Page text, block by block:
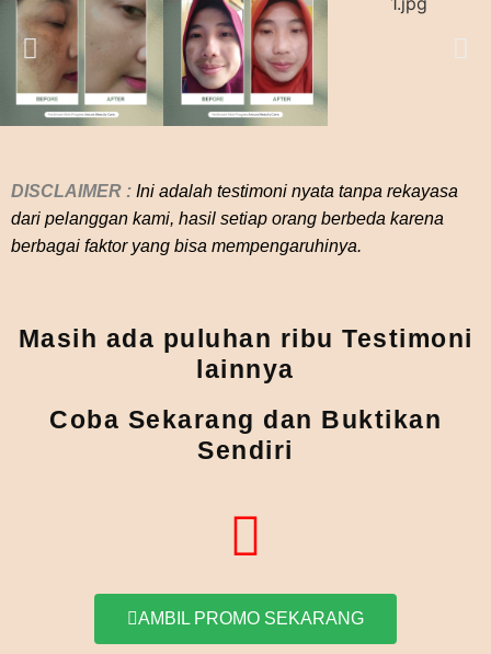
DISCLAIMER : Ini adalah testimoni nyata tanpa rekayasa
dari pelanggan kami, hasil setiap orang berbeda karena
berbagai faktor yang bisa mempengaruhinya.
Masih ada puluhan ribu Testimoni
lainnya
Coba Sekarang dan Buktikan
Sendiri
AMBIL PROMO SEKARANG